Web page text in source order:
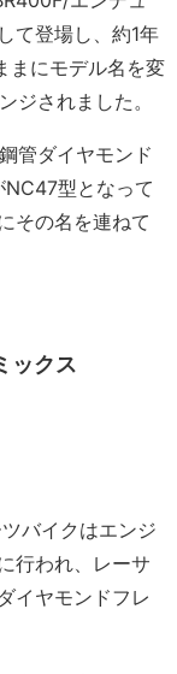
て登場し、約1年
まにモデル名を変
ジされました。
管ダイヤモンド
型となって
その名を連ねて
ックス
バイクはエンジ
行われ、レーサ
イヤモンドフレ